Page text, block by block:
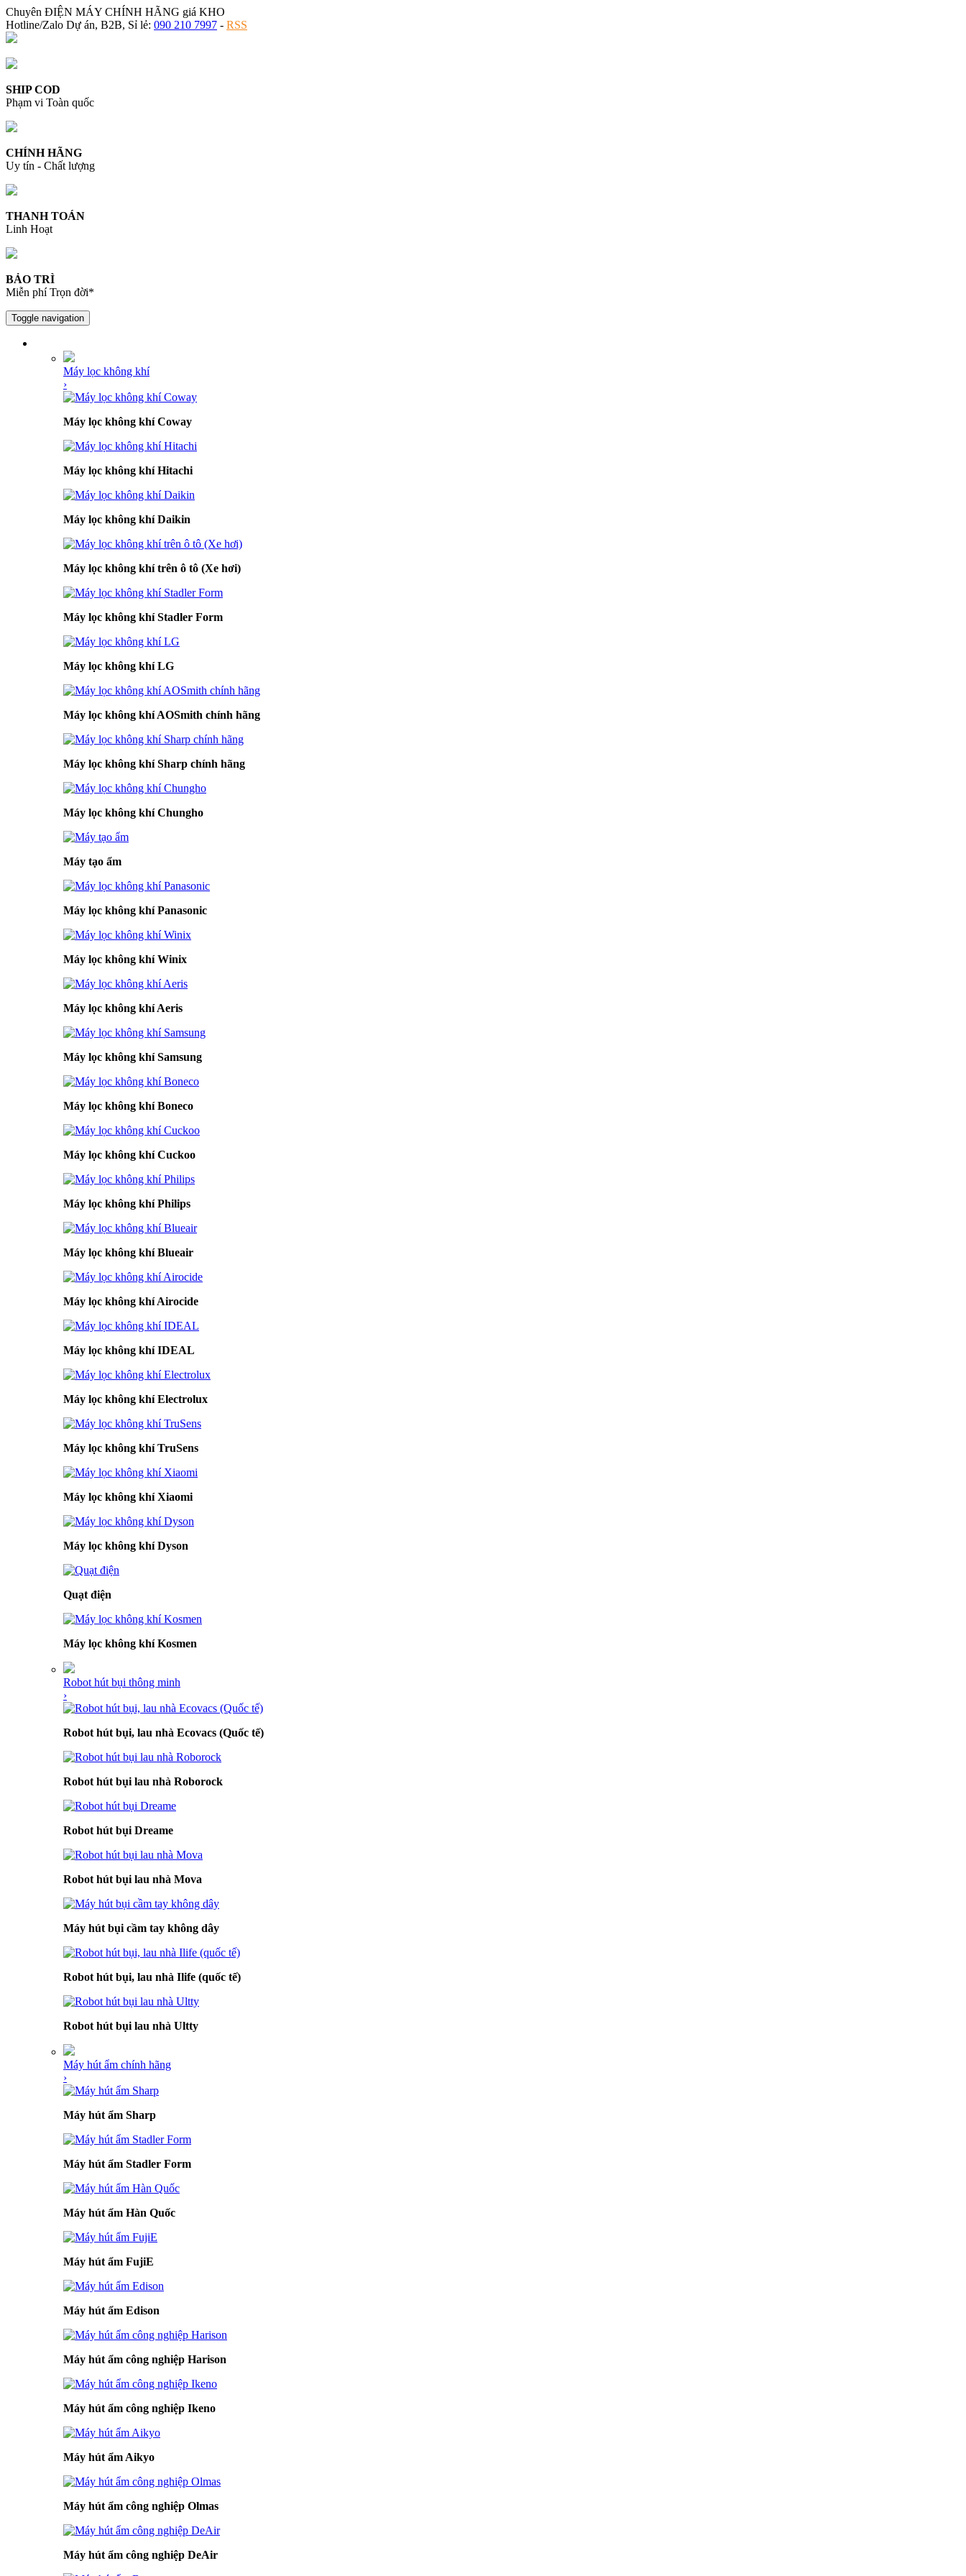
Chuyên ĐIỆN MÁY CHÍNH HÃNG giá KHO
Hotline/Zalo Dự án, B2B, Sỉ lẻ: 090 210 7997 - RSS
SHIP COD
Phạm vi Toàn quốc
CHÍNH HÃNG
Uy tín - Chất lượng
THANH TOÁN
Linh Hoạt
BẢO TRÌ
Miễn phí Trọn đời*
Toggle navigation
Máy lọc không khí
›
Máy lọc không khí Coway
Máy lọc không khí Hitachi
Máy lọc không khí Daikin
Máy lọc không khí trên ô tô (Xe hơi)
Máy lọc không khí Stadler Form
Máy lọc không khí LG
Máy lọc không khí AOSmith chính hãng
Máy lọc không khí Sharp chính hãng
Máy lọc không khí Chungho
Máy tạo ẩm
Máy lọc không khí Panasonic
Máy lọc không khí Winix
Máy lọc không khí Aeris
Máy lọc không khí Samsung
Máy lọc không khí Boneco
Máy lọc không khí Cuckoo
Máy lọc không khí Philips
Máy lọc không khí Blueair
Máy lọc không khí Airocide
Máy lọc không khí IDEAL
Máy lọc không khí Electrolux
Máy lọc không khí TruSens
Máy lọc không khí Xiaomi
Máy lọc không khí Dyson
Quạt điện
Máy lọc không khí Kosmen
Robot hút bụi thông minh
›
Robot hút bụi, lau nhà Ecovacs (Quốc tế)
Robot hút bụi lau nhà Roborock
Robot hút bụi Dreame
Robot hút bụi lau nhà Mova
Máy hút bụi cầm tay không dây
Robot hút bụi, lau nhà Ilife (quốc tế)
Robot hút bụi lau nhà Ultty
Máy hút ẩm chính hãng
›
Máy hút ẩm Sharp
Máy hút ẩm Stadler Form
Máy hút ẩm Hàn Quốc
Máy hút ẩm FujiE
Máy hút ẩm Edison
Máy hút ẩm công nghiệp Harison
Máy hút ẩm công nghiệp Ikeno
Máy hút ẩm Aikyo
Máy hút ẩm công nghiệp Olmas
Máy hút ẩm công nghiệp DeAir